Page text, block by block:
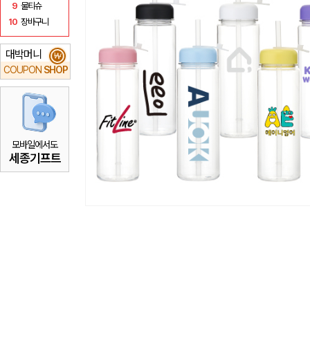
9 물티슈
10 장바구니
대박머니
COUPON SHOP
₩
모바일에서도
세종기프트